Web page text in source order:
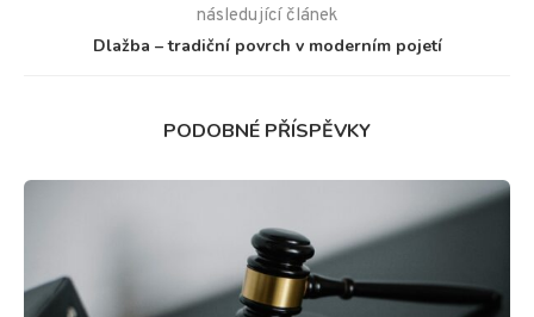
následující článek
Dlažba – tradiční povrch v moderním pojetí
PODOBNÉ PŘÍSPĚVKY